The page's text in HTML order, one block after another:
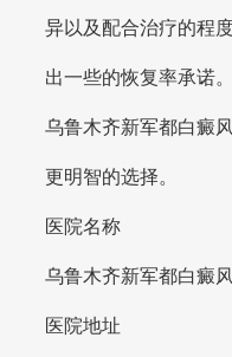
异以及配合治疗的程
出一些的恢复率承诺
乌鲁木齐新军都白癜
更明智的选择。
医院名称
乌鲁木齐新军都白癜
医院地址